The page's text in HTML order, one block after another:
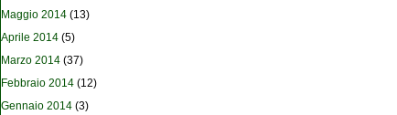
Maggio 2014 (13)
Aprile 2014 (5)
Marzo 2014 (37)
Febbraio 2014 (12)
Gennaio 2014 (3)